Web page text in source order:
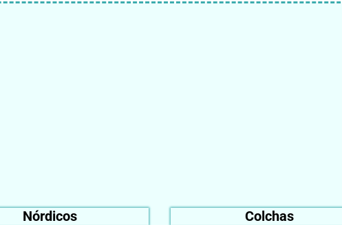
Nórdicos Colchas